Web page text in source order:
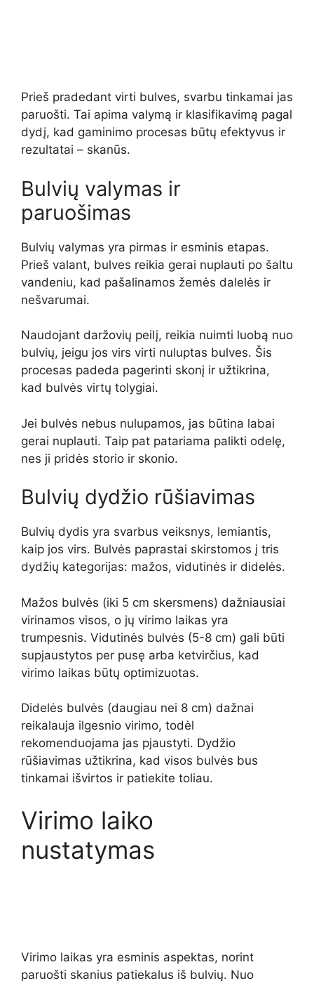
Prieš pradedant virti bulves, svarbu tinkamai jas
paruošti. Tai apima valymą ir klasifikavimą pagal
dydį, kad gaminimo procesas būtų efektyvus ir
rezultatai – skanūs.
Bulvių valymas ir
paruošimas
Bulvių valymas yra pirmas ir esminis etapas.
Prieš valant, bulves reikia gerai nuplauti po šaltu
vandeniu, kad pašalinamos žemės dalelės ir
nešvarumai.
Naudojant daržovių peilį, reikia nuimti luobą nuo
bulvių, jeigu jos virs virti nuluptas bulves. Šis
procesas padeda pagerinti skonį ir užtikrina,
kad bulvės virtų tolygiai.
Jei bulvės nebus nulupamos, jas būtina labai
gerai nuplauti. Taip pat patariama palikti odelę,
nes ji pridės storio ir skonio.
Bulvių dydžio rūšiavimas
Bulvių dydis yra svarbus veiksnys, lemiantis,
kaip jos virs. Bulvės paprastai skirstomos į tris
dydžių kategorijas: mažos, vidutinės ir didelės.
Mažos bulvės (iki 5 cm skersmens) dažniausiai
virinamos visos, o jų virimo laikas yra
trumpesnis. Vidutinės bulvės (5-8 cm) gali būti
supjaustytos per pusę arba ketvirčius, kad
virimo laikas būtų optimizuotas.
Didelės bulvės (daugiau nei 8 cm) dažnai
reikalauja ilgesnio virimo, todėl
rekomenduojama jas pjaustyti. Dydžio
rūšiavimas užtikrina, kad visos bulvės bus
tinkamai išvirtos ir patiekite toliau.
Virimo laiko
nustatymas
Virimo laikas yra esminis aspektas, norint
paruošti skanius patiekalus iš bulvių. Nuo